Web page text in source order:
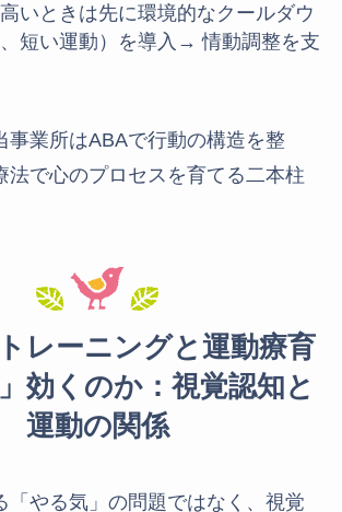
いときは先に環境的なクールダウ
短い運動）を導入→ 情動調整を支
事業所はABAで行動の構造を整
法で心のプロセスを育てる二本柱
レーニングと運動療育
効くのか：視覚認知と
運動の関係
「やる気」の問題ではなく、視覚